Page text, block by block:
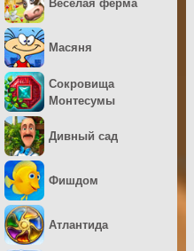
Веселая ферма
Масяня
Сокровища
Монтесумы
Дивный сад
Фишдом
Атлантида